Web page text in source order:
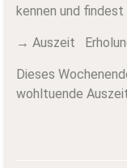
kennen und
→ Auszeit
Dieses
wohltuende